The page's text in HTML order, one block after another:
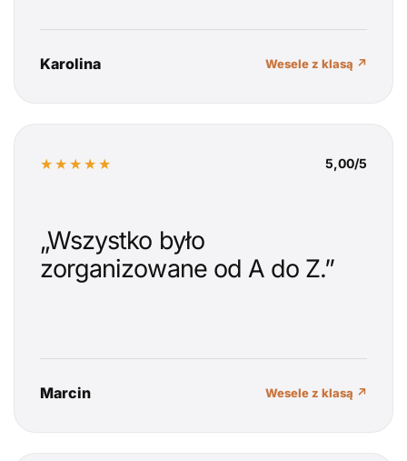
Karolina Wesele z klasą ↗
★★★★★ 5,00/5
„Wszystko było
zorganizowane od A do Z.”
Marcin Wesele z klasą ↗